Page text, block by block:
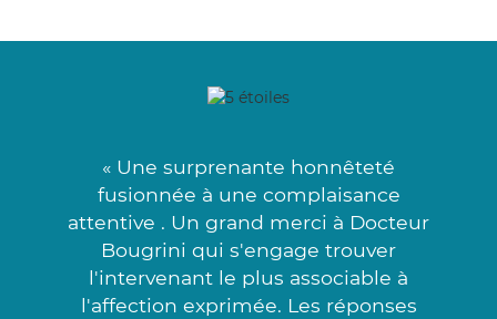
« Une surprenante honnêteté
fusionnée à une complaisance
attentive . Un grand merci à Docteur
Bougrini qui s'engage trouver
l'intervenant le plus associable à
l'affection exprimée. Les réponses